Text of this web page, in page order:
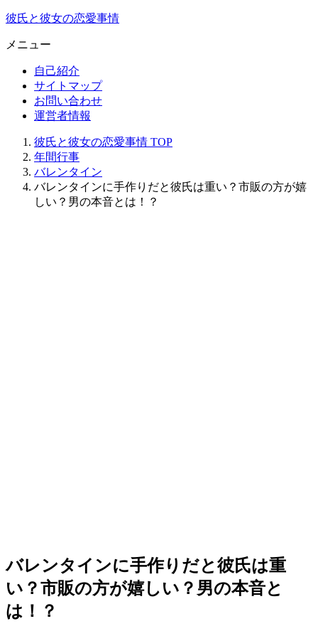
彼氏と彼女の恋愛事情
メニュー
自己紹介
サイトマップ
お問い合わせ
運営者情報
彼氏と彼女の恋愛事情 TOP
年間行事
バレンタイン
バレンタインに手作りだと彼氏は重い？市販の方が嬉
しい？男の本音とは！？
バレンタインに手作りだと彼氏は重
い？市販の方が嬉しい？男の本音と
は！？